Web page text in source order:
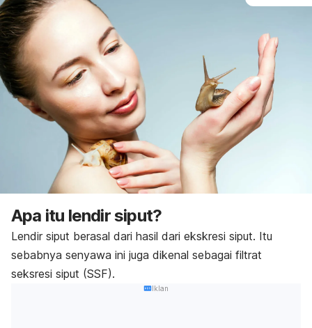
Apa itu lendir siput?
Lendir siput berasal dari hasil dari ekskresi siput. Itu
sebabnya senyawa ini juga dikenal sebagai filtrat
seksresi siput (SSF).
Iklan